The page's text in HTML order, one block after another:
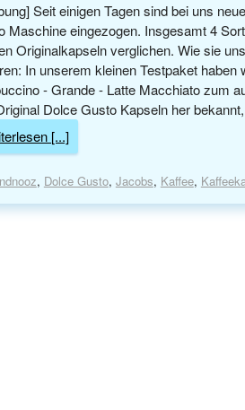
Seit einigen Tagen sind bei uns
Maschine eingezogen. Insgesamt 4
Originalkapseln verglichen. Wie sie
In unserem kleinen Testpaket haben
- Grande - Latte Macchiato zum
Dolce Gusto Kapseln her
[...]
, Dolce Gusto, Jacobs, Kaffee,